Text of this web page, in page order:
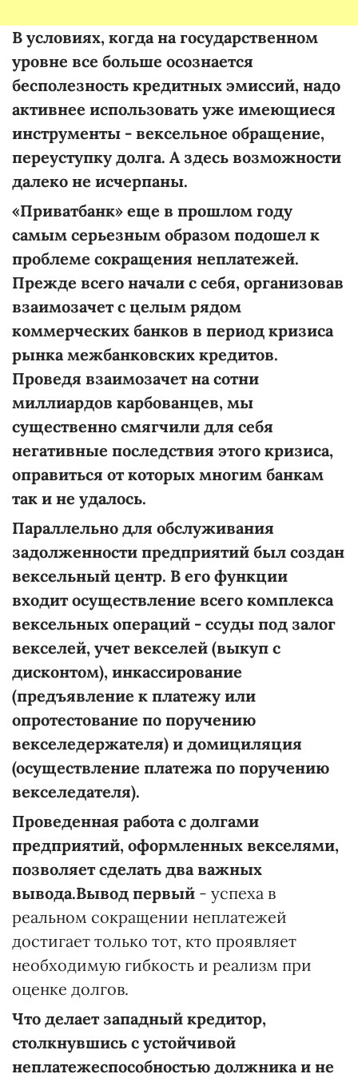
В условиях, когда на государственном
уровне все больше осознается
бесполезность кредитных эмиссий, надо
активнее использовать уже имеющиеся
инструменты - вексельное обращение,
переуступку долга. А здесь возможности
далеко не исчерпаны.
«Приватбанк» еще в прошлом году
самым серьезным образом подошел к
проблеме сокращения неплатежей.
Прежде всего начали с себя, организовав
взаимозачет с целым рядом
коммерческих банков в период кризиса
рынка межбанковских кредитов.
Проведя взаимозачет на сотни
миллиардов карбованцев, мы
существенно смягчили для себя
негативные последствия этого кризиса,
оправиться от которых многим банкам
так и не удалось.
Параллельно для обслуживания
задолженности предприятий был создан
вексельный центр. В его функции
входит осуществление всего комплекса
вексельных операций - ссуды под залог
векселей, учет векселей (выкуп с
дисконтом), инкассирование
(предъявление к платежу или
опротестование по поручению
векселедержателя) и домициляция
(осуществление платежа по поручению
векселедателя).
Проведенная работа с долгами
предприятий, оформленных векселями,
позволяет сделать два важных
вывода.Вывод первый - успеха в
реальном сокращении неплатежей
достигает только тот, кто проявляет
необходимую гибкость и реализм при
оценке долгов.
Что делает западный кредитор,
столкнувшись с устойчивой
неплатежеспособностью должника и не